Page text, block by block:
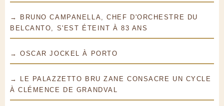
→ BRUNO CAMPANELLA, CHEF D'ORCHESTRE DU
BELCANTO, S'EST ÉTEINT À 83 ANS
→ OSCAR JOCKEL À PORTO
→ LE PALAZZETTO BRU ZANE CONSACRE UN CYCLE
À CLÉMENCE DE GRANDVAL